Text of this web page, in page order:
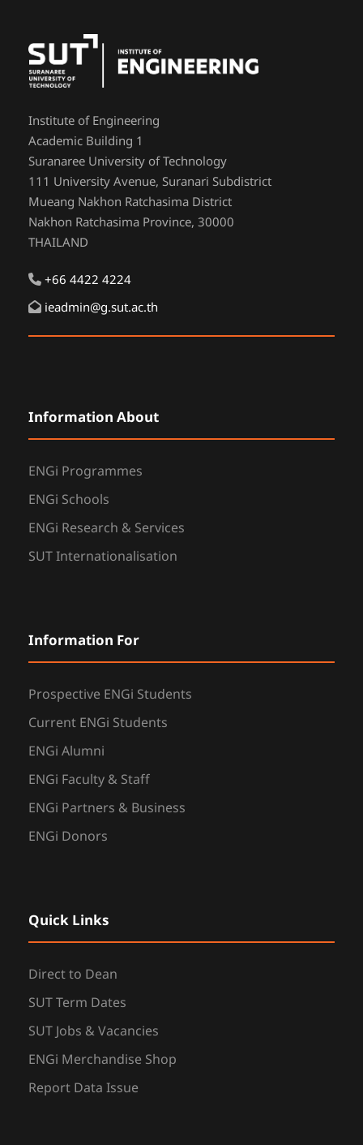
Institute of Engineering
Academic Building 1
Suranaree University of Technology
111 University Avenue, Suranari Subdistrict
Mueang Nakhon Ratchasima District
Nakhon Ratchasima Province, 30000
THAILAND
+66 4422 4224
ieadmin@g.sut.ac.th
Information About
ENGi Programmes
ENGi Schools
ENGi Research & Services
SUT Internationalisation
Information For
Prospective ENGi Students
Current ENGi Students
ENGi Alumni
ENGi Faculty & Staff
ENGi Partners & Business
ENGi Donors
Quick Links
Direct to Dean
SUT Term Dates
SUT Jobs & Vacancies
ENGi Merchandise Shop
Report Data Issue